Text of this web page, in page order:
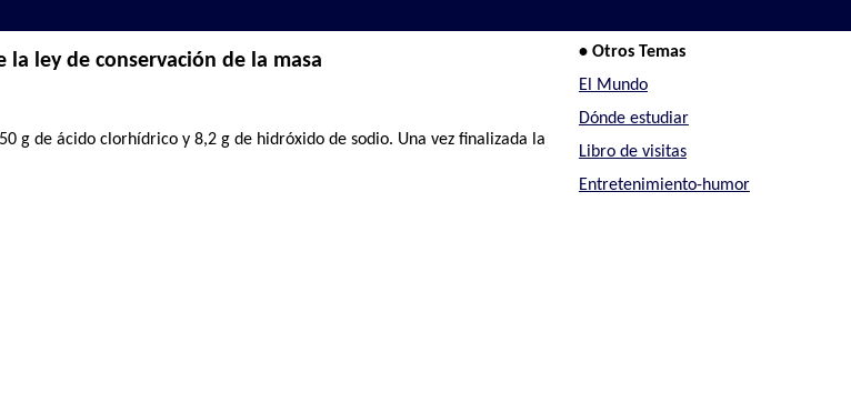
la ley de conservación de la masa
g de ácido clorhídrico y 8,2 g de hidróxido de sodio. Una vez finalizada la
• Otros Temas
El Mundo
Dónde estudiar
Libro de visitas
Entretenimiento-humor